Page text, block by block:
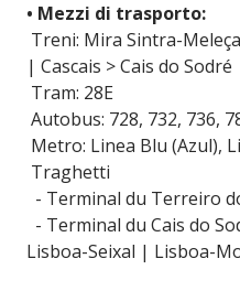
• Mezzi di trasporto:
Treni: Mira Sintra-
| Cascais > Cais do Sodré
Tram: 28E
Autobus: 728, 732, 736,
Metro: Linea Blu (Azul),
Traghetti
- Terminal du Terreiro
- Terminal du Cais do
Lisboa-Seixal | Lisboa-